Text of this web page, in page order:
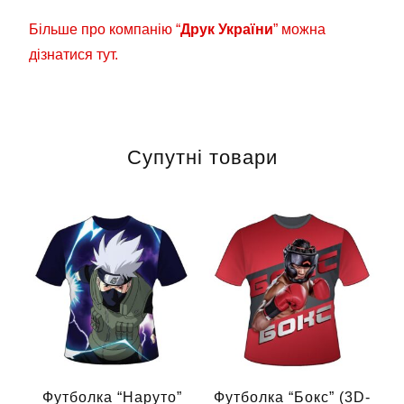
Більше про компанію “Друк України” можна
дізнатися тут.
Супутні товари
Футболка “Наруто”
Футболка “Бокс” (3D-